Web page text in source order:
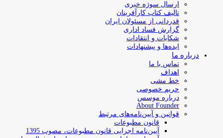
ارسال سوژه‌ خبری
تالیف کتاب کارآفرینان
قدردانی از مسئولان ایران
گزارش فساد اداری
شکایات و انتقادات
ایده‌ها و پیشنهادات
درباره ما
تماس با ما
اهداف
خط مشی
حریم خصوصی
درباره موسس
About Founder
قوانین و آیین‌نامه‌های مرتبط
‌قانون مطبوعات
آیین‌نامه اجرایی قانون مطبوعات، مصوب 1395